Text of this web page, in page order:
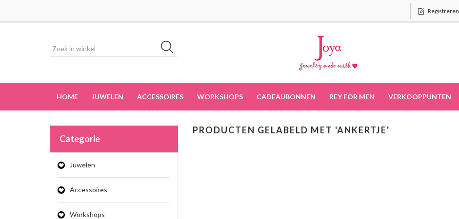
Registreren
HOME JUWELEN ACCESSOIRES WORKSHOPS CADEAUBONNEN REY FOR MEN VERKOOPPUNTEN
Categorie
Juwelen
Accessoires
Workshops
PRODUCTEN GELABELD MET 'ANKERTJE'